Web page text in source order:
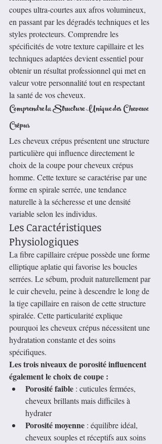
coupes ultra-courtes aux afros volumineux,
en passant par les dégradés techniques et les
styles protecteurs. Comprendre les
spécificités de votre texture capillaire et les
techniques adaptées devient essentiel pour
obtenir un résultat professionnel qui met en
valeur votre personnalité tout en respectant
la santé de vos cheveux.
Comprendre la Structure Unique des Cheveux
Crépus
Les cheveux crépus présentent une structure
particulière qui influence directement le
choix de la coupe pour cheveux crépus
homme. Cette texture se caractérise par une
forme en spirale serrée, une tendance
naturelle à la sécheresse et une densité
variable selon les individus.
Les Caractéristiques
Physiologiques
La fibre capillaire crépue possède une forme
elliptique aplatie qui favorise les boucles
serrées. Le sébum, produit naturellement par
le cuir chevelu, peine à descendre le long de
la tige capillaire en raison de cette structure
spiralée. Cette particularité explique
pourquoi les cheveux crépus nécessitent une
hydratation constante et des soins
spécifiques.
Les trois niveaux de porosité influencent
également le choix de coupe :
Porosité faible : cuticules fermées,
cheveux brillants mais difficiles à
hydrater
Porosité moyenne : équilibre idéal,
cheveux souples et réceptifs aux soins